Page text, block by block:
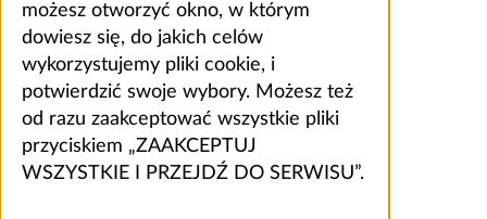
możesz otworzyć okno, w którym
dowiesz się, do jakich celów
wykorzystujemy pliki cookie, i
potwierdzić swoje wybory. Możesz też
od razu zaakceptować wszystkie pliki
przyciskiem „ZAAKCEPTUJ
WSZYSTKIE I PRZEJDŹ DO SERWISU”.